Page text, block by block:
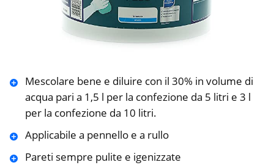
Mescolare bene e diluire con il 30% in volume di
acqua pari a 1,5 l per la confezione da 5 litri e 3 l
per la confezione da 10 litri.
Applicabile a pennello e a rullo
Pareti sempre pulite e igenizzate